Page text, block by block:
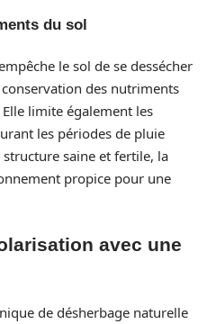
du sol
le sol de se dessécher
des nutriments
limite également les
les périodes de pluie
saine et fertile, la
propice pour une
avec une
de désherbage naturelle